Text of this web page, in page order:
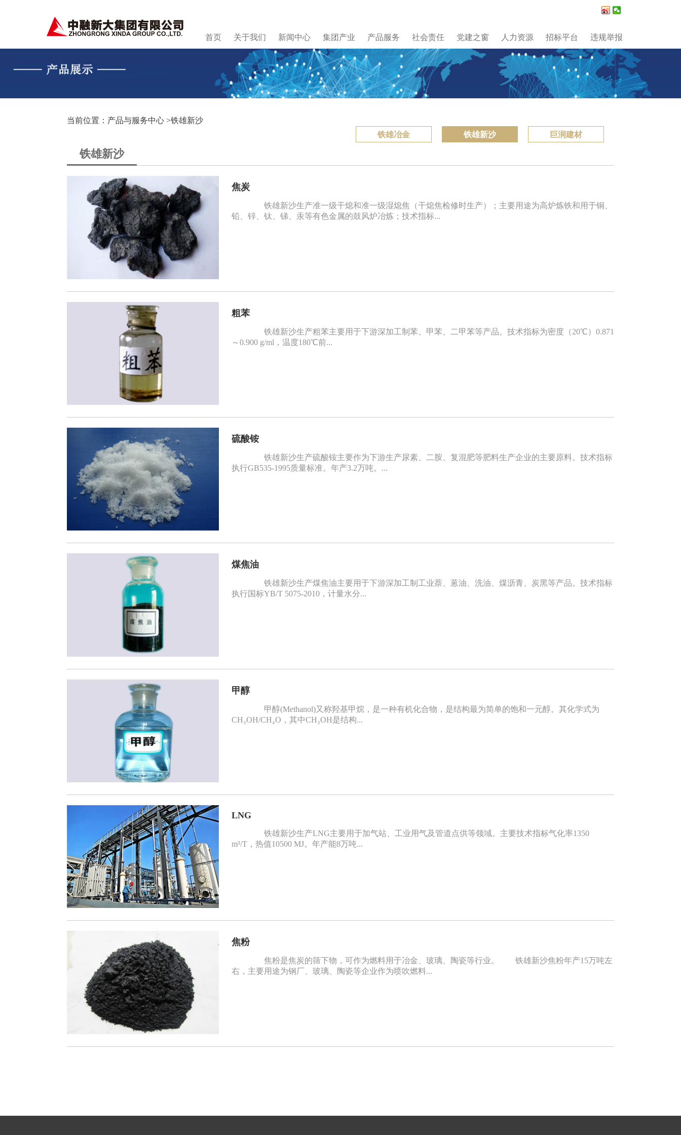
首页 关于我们 新闻中心 集团产业 产品服务 社会责任 党建之窗 人力资源 招标平台 违规举报
当前位置：产品与服务中心 >铁雄新沙
铁雄新沙
铁雄冶金 铁雄新沙 巨润建材
焦炭
铁雄新沙生产准一级干熄和准一级湿熄焦（干熄焦检修时生产）；主要用途为高炉炼铁和用于铜、
铅、锌、钛、锑、汞等有色金属的鼓风炉冶炼；技术指标...
粗苯
铁雄新沙生产粗苯主要用于下游深加工制苯、甲苯、二甲苯等产品。技术指标为密度（20℃）0.871
～0.900 g/ml，温度180℃前...
硫酸铵
铁雄新沙生产硫酸铵主要作为下游生产尿素、二胺、复混肥等肥料生产企业的主要原料。技术指标
执行GB535-1995质量标准。年产3.2万吨。...
煤焦油
铁雄新沙生产煤焦油主要用于下游深加工制工业萘、蒽油、洗油、煤沥青、炭黑等产品。技术指标
执行国标YB/T 5075-2010，计量水分...
甲醇
甲醇(Methanol)又称羟基甲烷，是一种有机化合物，是结构最为简单的饱和一元醇。其化学式为
CH₃OH/CH₄O，其中CH₃OH是结构...
LNG
铁雄新沙生产LNG主要用于加气站、工业用气及管道点供等领域。主要技术指标气化率1350
m³/T，热值10500 MJ。年产能8万吨...
焦粉
焦粉是焦炭的筛下物，可作为燃料用于冶金、玻璃、陶瓷等行业。 铁雄新沙焦粉年产15万吨左
右，主要用途为钢厂、玻璃、陶瓷等企业作为喷吹燃料...